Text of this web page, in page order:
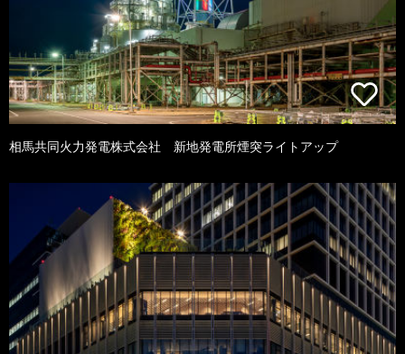
相馬共同火力発電株式会社 新地発電所煙突ライトアップ